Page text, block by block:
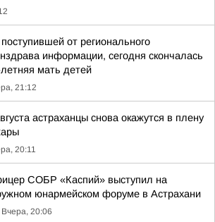
от регионального
информации, сегодня скончалась
мать детей
21:12
астраханцы снова окажутся в плену
20:11
СОБР «Каспий» выступил на
юнармейском форуме в Астрахани
Вчера, 20:06